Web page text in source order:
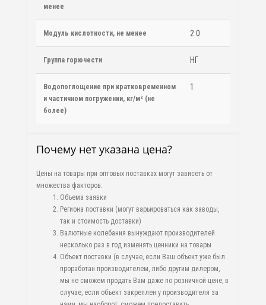
менее
Модуль кислотности, не менее 2.0
Группа горючести НГ
Водопоглощение при кратковременном
и частичном погружении, кг/м² (не
более)
1
Почему нет указана цена?
Цены на товары при оптовых поставках могут зависеть от
множества факторов:
Объема заявки
Региона поставки (могут варьироваться как заводы,
так и стоимость доставки)
Валютные колебания вынуждают производителей
несколько раз в год изменять ценники на товары
Объект поставки (в случае, если Ваш объект уже был
проработан производителем, либо другим дилером,
мы не сможем продать Вам даже по розничной цене, в
случае, если объект закреплен у производителя за